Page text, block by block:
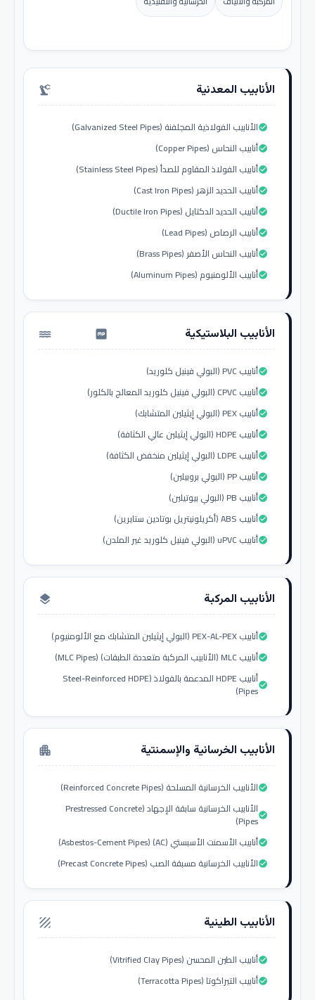
الأنابيب المعدنية precision_manufacturing
الأنابيب الفولاذية المجلفنة (Galvanized Steel Pipes)check_circle
أنابيب النحاس (Copper Pipes)check_circle
أنابيب الفولاذ المقاوم للصدأ (Stainless Steel Pipes)check_circle
أنابيب الحديد الزهر (Cast Iron Pipes)check_circle
أنابيب الحديد الدكتايل (Ductile Iron Pipes)check_circle
أنابيب الرصاص (Lead Pipes)check_circle
أنابيب النحاس الأصفر (Brass Pipes)check_circle
أنابيب الألومنيوم (Aluminum Pipes)check_circle
الأنابيب البلاستيكية water_pump
أنابيب PVC (البولي فينيل كلوريد)check_circle
أنابيب CPVC (البولي فينيل كلوريد المعالج بالكلور)check_circle
أنابيب PEX (البولي إيثيلين المتشابك)check_circle
أنابيب HDPE (البولي إيثيلين عالي الكثافة)check_circle
أنابيب LDPE (البولي إيثيلين منخفض الكثافة)check_circle
أنابيب PP (البولي بروبيلين)check_circle
أنابيب PB (البولي بيوتيلين)check_circle
أنابيب ABS (أكريلونيتريل بوتادين ستايرين)check_circle
أنابيب uPVC (البولي فينيل كلوريد غير الملدن)check_circle
الأنابيب المركبة layers
أنابيب PEX-AL-PEX (البولي إيثيلين المتشابك مع الألومنيوم)check_circle
أنابيب MLC (الأنابيب المركبة متعددة الطبقات) (MLC Pipes)check_circle
أنابيب HDPE المدعمة بالفولاذ (Steel-Reinforced HDPE
Pipes)check_circle
الأنابيب الخرسانية والإسمنتية apartment
الأنابيب الخرسانية المسلحة (Reinforced Concrete Pipes)check_circle
الأنابيب الخرسانية سابقة الإجهاد (Prestressed Concrete
Pipes)check_circle
أنابيب الأسمنت الأسبستي (AC) (Asbestos-Cement Pipes)check_circle
الأنابيب الخرسانية مسبقة الصب (Precast Concrete Pipes)check_circle
الأنابيب الطينية texture
أنابيب الطين المحسن (Vitrified Clay Pipes)check_circle
أنابيب التيراكوتا (Terracotta Pipes)check_circle